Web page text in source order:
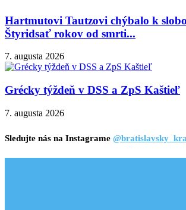
Hartmutovi Tautzovi chýbalo k
Štyridsať rokov od smrti...
7. augusta 2026
Grécky týždeň v DSS a ZpS Kaštieľ
7. augusta 2026
Sledujte nás na Instagrame